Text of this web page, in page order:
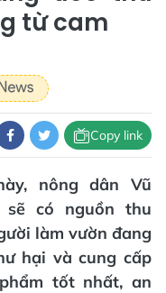
từ cam
Copy link
nông dân Vũ
sẽ có nguồn thu
làm vườn đang
hại và cung cấp
tốt nhất, an